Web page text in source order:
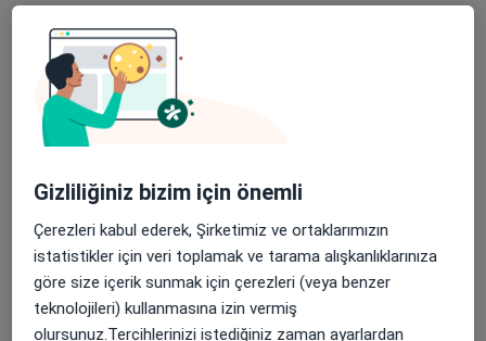
Medicana Kadıköy Hastanesi
Diş hekimi, İç hastalıkları, Gastroenteroloji ·
184 görüş
Zühtüpaşa Mahallesi Recep Peker Caddesi No:11, Kadıköy
Medicana Kadıköy Hastanesi
Gizliliğiniz bizim için önemli
Çerezleri kabul ederek, Şirketimiz ve ortaklarımızın
istatistikler için veri toplamak ve tarama alışkanlıklarınıza
göre size içerik sunmak için çerezleri (veya benzer
teknolojileri) kullanmasına izin vermiş
olursunuz.Tercihlerinizi istediğiniz zaman ayarlardan